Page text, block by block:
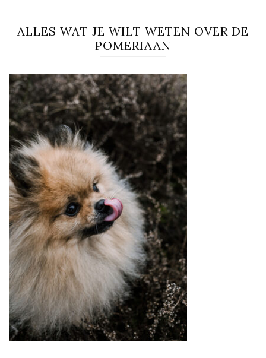
ALLES WAT JE WILT WETEN OVER DE
POMERIAAN